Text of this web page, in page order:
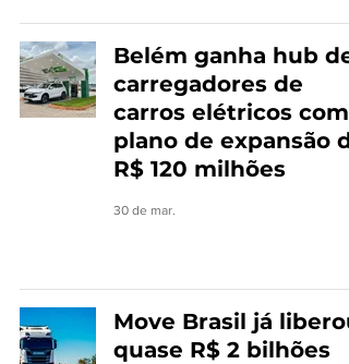
Belém ganha hub de
carregadores de
carros elétricos com
plano de expansão
R$ 120 milhões
30 de mar.
Move Brasil já liberou
quase R$ 2 bilhões